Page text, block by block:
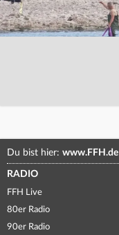
Du bist hier: www.FFH.de
RADIO
FFH Live
80er Radio
90er Radio